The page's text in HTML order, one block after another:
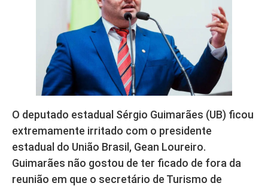
O deputado estadual Sérgio Guimarães (UB) ficou
extremamente irritado com o presidente
estadual do União Brasil, Gean Loureiro.
Guimarães não gostou de ter ficado de fora da
reunião em que o secretário de Turismo de